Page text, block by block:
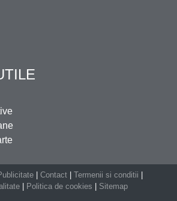
Contact Termenii si conditii
Politica de cookies Sitemap